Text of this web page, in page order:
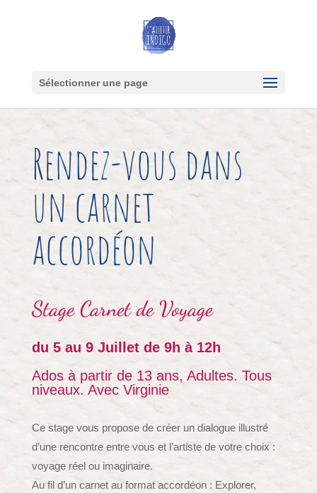
Sélectionner une page
Rendez-vous dans
un carnet
accordéon
StageCarnet de Voyage
du 5 au 9 Juillet de 9h à 12h
Ados à partir de 13 ans, Adultes. Tous
niveaux. Avec Virginie
Ce stage vous propose de créer un dialogue illustré
d’une rencontre entre vous et l’artiste de votre choix :
voyage réel ou imaginaire.
Au fil d’un carnet au format accordéon : Explorer,